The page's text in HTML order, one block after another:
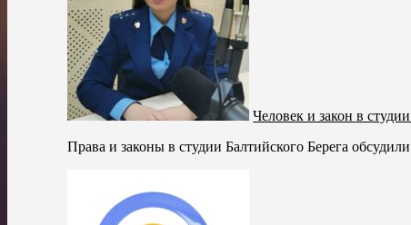
Человек и закон в
Права и законы в студии Балтийского Берега